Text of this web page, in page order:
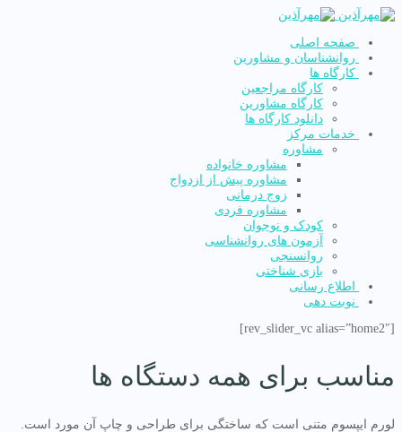
صفحه اصلی
روانشناسان و مشاورین
کارگاه ها
کارگاه مراجعین
کارگاه مشاورین
دانلود کارگاه ها
خدمات مرکز
مشاوره
مشاوره خانواده
مشاوره پیش از ازدواج
زوج درمانی
مشاوره فردی
کودک و نوجوان
آزمون های روانشناسی
روانسنجی
بازی شناختی
اطلاع رسانی
نوبت دهی
مناسب برای همه دستگاه ها
لورم ایپسوم متنی است که ساختگی برای طراحی و چاپ آن مورد است.